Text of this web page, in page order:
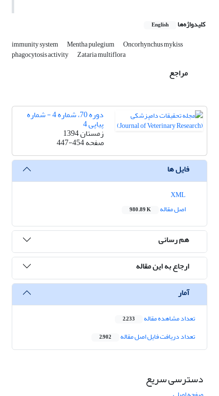
کلیدواژه‌ها English
immunity system Mentha pulegium Oncorhynchus mykiss
phagocytosis activity Zataria multiflora
مراجع
دوره 70، شماره 4 - شماره
پیاپی 4
زمستان 1394
صفحه447-454
فایل ها
اصل مقاله
980.89 K
هم رسانی
ارجاع به این مقاله
آمار
تعداد مشاهده مقاله 2,233
تعداد دریافت فایل اصل مقاله 2,902
دسترسی سریع